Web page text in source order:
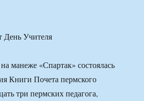
манеже «Спартак» состоялась
Книги Почета пермского
три пермских педагога,